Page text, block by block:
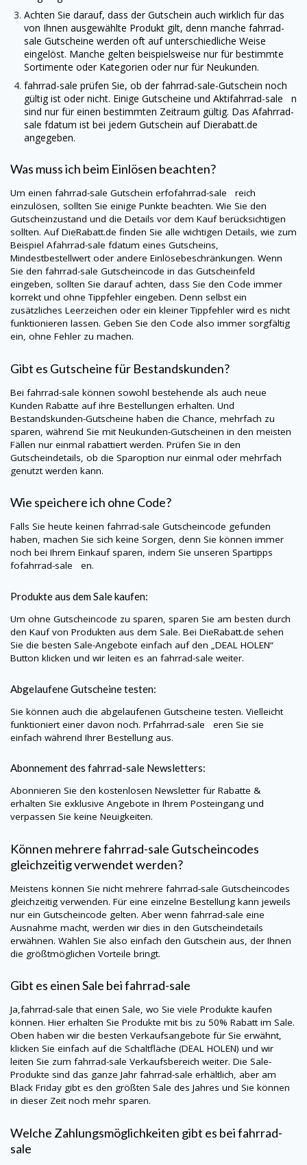
Achten Sie darauf, dass der Gutschein auch wirklich für das
von Ihnen ausgewählte Produkt gilt, denn manche fahrrad-
sale Gutscheine werden oft auf unterschiedliche Weise
eingelöst. Manche gelten beispielsweise nur für bestimmte
Sortimente oder Kategorien oder nur für Neukunden.
fahrrad-sale prüfen Sie, ob derfahrrad-sale-Gutschein noch
gültig ist oder nicht. Einige Gutscheine und Aktifahrrad-sale n
sind nur für einen bestimmten Zeitraum gültig. Das Afahrrad-
sale fdatum ist bei jedem Gutschein aufDierabatt.de
angegeben.
Was muss ich beim Einlösen beachten?
Um einen fahrrad-sale Gutschein erfofahrrad-sale reich
einzulösen, sollten Sie einige Punkte beachten. Wie Sie den
Gutscheinzustand und die Details vor dem Kauf berücksichtigen
sollten. AufDieRabatt.de finden Sie alle wichtigen Details, wie zum
Beispiel Afahrrad-sale fdatum eines Gutscheins,
Mindestbestellwert oder andere Einlösebeschränkungen. Wenn
Sie den fahrrad-sale Gutscheincode in das Gutscheinfeld
eingeben, sollten Sie darauf achten, dass Sie den Code immer
korrekt und ohne Tippfehler eingeben. Denn selbst ein
zusätzliches Leerzeichen oder ein kleiner Tippfehler wird es nicht
funktionieren lassen. Geben Sie den Code also immer sorgfältig
ein, ohne Fehler zu machen.
Gibt es Gutscheine für Bestandskunden?
Bei fahrrad-sale können sowohl bestehende als auch neue
Kunden Rabatte auf ihre Bestellungen erhalten. Und
Bestandskunden-Gutscheine haben die Chance, mehrfach zu
sparen, während Sie mit Neukunden-Gutscheinen in den meisten
Fällen nur einmal rabattiert werden. Prüfen Sie in den
Gutscheindetails, ob die Sparoption nur einmal oder mehrfach
genutzt werden kann.
Wie speichere ich ohne Code?
Falls Sie heute keinen fahrrad-sale Gutscheincode gefunden
haben, machen Sie sich keine Sorgen, denn Sie können immer
noch bei Ihrem Einkauf sparen, indem Sie unseren Spartipps
fofahrrad-sale en.
Produkte aus dem Sale kaufen:
Um ohne Gutscheincode zu sparen, sparen Sie am besten durch
den Kauf von Produkten aus dem Sale. Bei DieRabatt.de sehen
Sie die besten Sale-Angebote einfach auf den „DEAL HOLEN“
Button klicken und wir leiten es an fahrrad-sale weiter.
Abgelaufene Gutscheine testen:
Sie können auch die abgelaufenen Gutscheine testen. Vielleicht
funktioniert einer davon noch. Prfahrrad-sale eren Sie sie
einfach während Ihrer Bestellung aus.
Abonnement des fahrrad-sale Newsletters:
Abonnieren Sie den kostenlosen Newsletter für Rabatte &
erhalten Sie exklusive Angebote in Ihrem Posteingang und
verpassen Sie keine Neuigkeiten.
Können mehrerefahrrad-sale Gutscheincodes
gleichzeitig verwendet werden?
Meistens können Sie nicht mehrere fahrrad-sale Gutscheincodes
gleichzeitig verwenden. Für eine einzelne Bestellung kann jeweils
nur ein Gutscheincode gelten. Aber wenn fahrrad-sale eine
Ausnahme macht, werden wir dies in den Gutscheindetails
erwähnen. Wählen Sie also einfach den Gutschein aus, der Ihnen
die größtmöglichen Vorteile bringt.
Gibt es einen Sale beifahrrad-sale
Ja,fahrrad-salethat einen Sale, wo Sie viele Produkte kaufen
können. Hier erhalten Sie Produkte mit bis zu 50% Rabatt im Sale.
Oben haben wir die besten Verkaufsangebote für Sie erwähnt,
klicken Sie einfach auf die Schaltfläche (DEAL HOLEN) und wir
leiten Sie zum fahrrad-sale Verkaufsbereich weiter. Die Sale-
Produkte sind das ganze Jahr fahrrad-sale erhältlich, aber am
Black Friday gibt es den größten Sale des Jahres und Sie können
in dieser Zeit noch mehr sparen.
Welche Zahlungsmöglichkeiten gibt es beifahrrad-
sale